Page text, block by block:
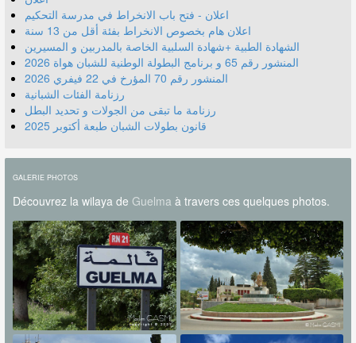
اعلان - فتح باب الانخراط في مدرسة التحكيم
اعلان هام بخصوص الانخراط بفئة أقل من 13 سنة
الشهادة الطبية +شهادة السلبية الخاصة بالمدربين و المسيرين
المنشور رقم 70 المؤرخ في 22 فيفري 2026
رزنامة الفئات الشبانية
رزنامة ما تبقى من الجولات و تحديد البطل
قانون بطولات الشبان طبعة أكتوبر 2025
GALERIE PHOTOS
Découvrez la wilaya de Guelmaà travers ces quelques photos.